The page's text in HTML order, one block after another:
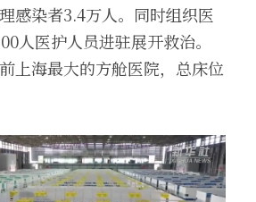
感染者3.4万人。同时组织医
人医护人员进驻展开救治。
上海最大的方舱医院，总床位